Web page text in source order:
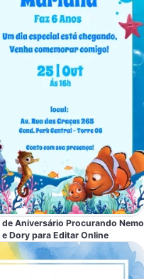
Aniversário Procurando Nemo
e Dory para Editar Online